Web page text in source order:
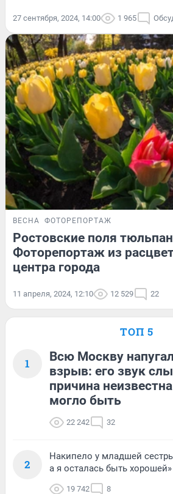
27 сентября, 2024, 14:00 1 965
ВЕСНА ФОТОРЕПОРТАЖ
Ростовские поля
Фоторепортаж из
центра города
11 апреля, 2024, 12:10 12 529 22
ТОП 5
1
Всю Москву
взрыв: его звук
причина
могло быть
22 242 32
2
Накипело у младшей
а я осталась быть хорошей»
19 742 8